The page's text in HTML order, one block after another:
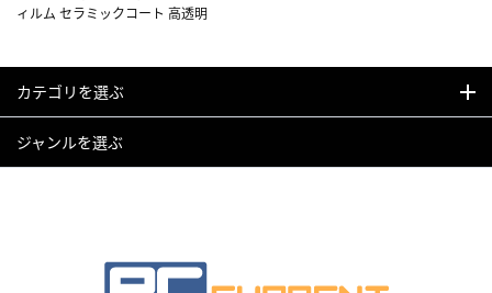
ィルム セラミックコート 高透明
カテゴリを選ぶ
ジャンルを選ぶ